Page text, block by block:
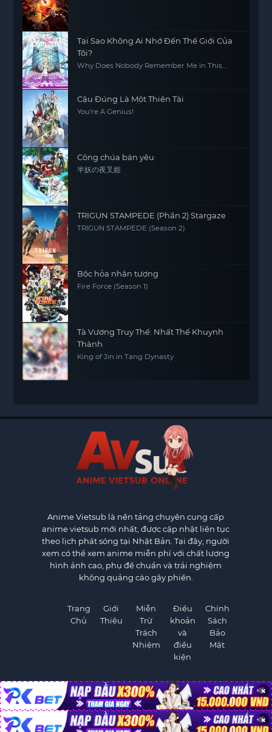
Tại Sao Không Ai Nhớ Đến Thế Giới Của
Tôi?
Why Does Nobody Remember Me in This
Cậu Đúng Là Một Thiên Tài
You're A Genius!
Công chúa bán yêu
半妖の夜叉姫
TRIGUN STAMPEDE (Phần 2) Stargaze
TRIGUN STAMPEDE (Season 2)
Bộc hỏa nhân tượng
Fire Force (Season 1)
Tà Vương Truy Thế: Nhất Thế Khuynh
Thành
King of Jin in Tang Dynasty
Anime Vietsub là nền tảng chuyên cung cấp
anime vietsub mới nhất, được cập nhật liên tục
theo lịch phát sóng tại Nhật Bản. Tại đây, người
xem có thể xem anime miễn phí với chất lượng
hình ảnh cao, phụ đề chuẩn và trải nghiệm
không quảng cáo gây phiền.
Trang
Chủ
Giới
Thiệu
Miễn
Trừ
Trách
Nhiệm
Điều
khoản
và
điều
kiện
Chính
Sách
Bảo
Mật
AnimeVietSub1.Net. All rights reserved.
×
×